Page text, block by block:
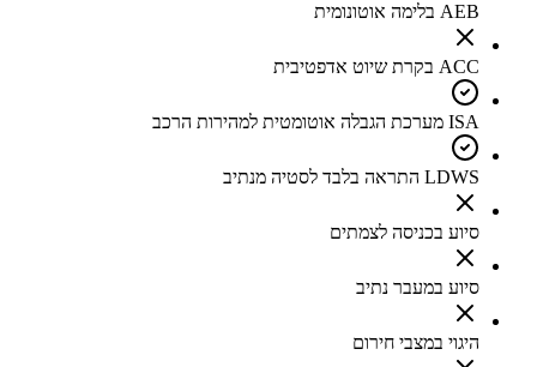
AEB בלימה אוטונומית
ACC בקרת שיוט אדפטיבית
ISA מערכת הגבלה אוטומטית למהירות הרכב
LDWS התראה בלבד לסטיה מנתיב
סיוע בכניסה לצמתים
סיוע במעבר נתיב
היגוי במצבי חירום